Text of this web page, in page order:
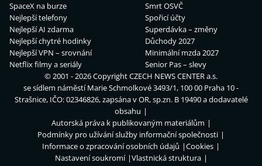
SpaceX na burze
Nejlepší telefony
Nejlepší AI zdarma
Nejlepší chytré hodinky
Nejlepší VPN – srovnání
Netflix filmy a seriály
Smrt OSVČ
Spořicí účty
Superdávka – změny
Důchody 2027
Minimální mzda 2027
Senior Pas – slevy
© 2001 - 2026 CopyrightCZECH NEWS CENTER a.s.
se sídlem náměstí Marie Schmolkové 3493/1, 100 00 Praha 10 -
Strašnice, IČO: 02346826, zapsána v OR, sp.zn. B 19490 a dodavatelé
obsahu
Autorská práva k publikovaným materiálům
Podmínky pro užívání služby informační společnosti
Informace o zpracování osobních údajů
Cookies
Nastavení soukromí
Vlastnická struktura